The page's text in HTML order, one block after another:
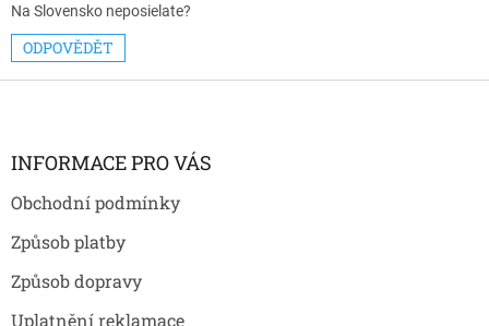
i
s
k
u
Na Slovensko neposielate?
ODPOVĚDĚT
Z
INFORMACE PRO VÁS
Obchodní podmínky
Způsob platby
Způsob dopravy
Uplatnění reklamace